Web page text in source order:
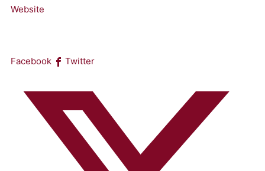
Website
Facebook Twitter